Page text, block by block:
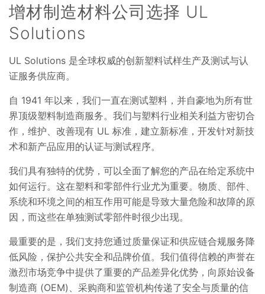
增材制造材料公司选择 UL
Solutions
UL Solutions 是全球权威的创新塑料试样生产及测试与认
证服务供应商。
自 1941 年以来，我们一直在测试塑料，并自豪地为所有世
界顶级塑料制造商服务。我们与塑料行业相关利益方密切合
作，维护、改善现有 UL 标准，建立新标准，开发针对新技
术和新产品应用的认证与测试程序。
我们具有独特的优势，可以全面了解您的产品在给定系统中
如何运行。这在塑料和零部件行业尤为重要。物质、部件、
系统和环境之间的相互作用可能是导致大量危险和故障的原
因，而这些在单独测试零部件时很少出现。
最重要的是，我们支持您通过质量保证和供应链合规服务降
低风险，保护公共安全和品牌价值。我们值得信赖的声誉在
激烈市场竞争中提供了重要的产品差异化优势，向原始设备
制造商 (OEM)、采购商和监管机构传递了安全与质量的信